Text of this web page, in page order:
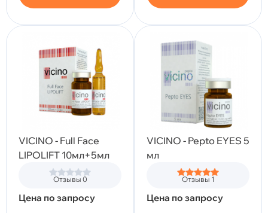
VICINO - Full Face
LIPOLIFT 10мл+5мл
Отзывы 0
Цена по запросу
VICINO - Pepto EYES 5
мл
Отзывы 1
Цена по запросу